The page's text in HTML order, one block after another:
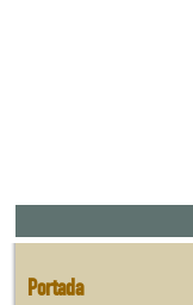
Portada